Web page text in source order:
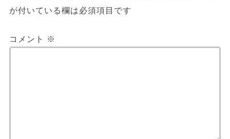
が付いている欄は必須項目です
コメント ※